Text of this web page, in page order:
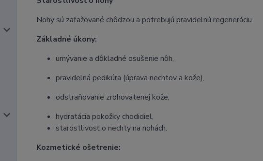
Nohy sú zaťažované chôdzou a potrebujú pravidelnú regeneráciu.
Základné úkony:
umývanie a dôkladné osušenie nôh,
pravidelná pedikúra (úprava nechtov a kože),
odstraňovanie zrohovatenej kože,
hydratácia pokožky chodidiel,
starostlivosť o nechty na nohách.
Kozmetické ošetrenie: